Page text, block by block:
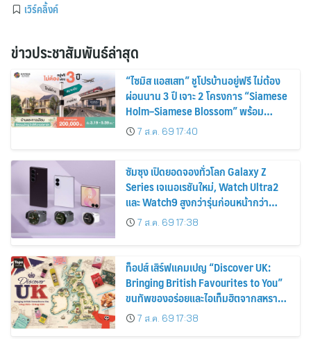
เวิร์คลิ้งค์
ข่าวประชาสัมพันธ์ล่าสุด
“ไซมิส แอสเสท” ชูโปรบ้านอยู่ฟรี ไม่ต้อง
ผ่อนนาน 3 ปี เจาะ 2 โครงการ “Siamese
Holm–Siamese Blossom” พร้อม
ส่วนลดและสิทธิพิเศษถึง 31 สิงหาคม
2569
7 ส.ค. 69 17:40
ซัมซุง เปิดยอดจองทั่วโลก Galaxy Z
Series เจเนอเรชันใหม่, Watch Ultra2
และ Watch9 สูงกว่ารุ่นก่อนหน้ากว่า
30%7 ส.ค. 69 17:38
ท็อปส์ เสิร์ฟแคมเปญ “Discover UK:
Bringing British Favourites to You”
ขนทัพของอร่อยและไอเท็มฮิตจากสหราช
อาณาจักร ส่งตรงถึงมือตั้งแต่วันนี้ – 18
สิงหาคมนี้
7 ส.ค. 69 17:38